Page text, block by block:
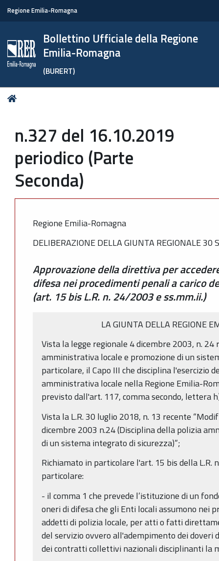
Regione Emilia-Romagna
Bollettino Ufficiale della Regione
Emilia-Romagna
(BURERT)
Tu
n.327 del 16.10.2019
periodico (Parte
Seconda)
Regione Emilia-Romagna
DELIBERAZIONE DELLA GIUNTA REGIONALE
Approvazione della direttiva per
difesa nei procedimenti penali a carico
(art. 15 bis L.R. n. 24/2003 e ss.mm.ii.)
LA GIUNTA DELLA REGIONE
Vista la legge regionale 4 dicembre 2003, n.
amministrativa locale e promozione di un
particolare, il Capo III che disciplina l'esercizio
amministrativa locale nella Regione Emilia-
previsto dall'art. 117, comma secondo, lettera
Vista la L.R. 30 luglio 2018, n. 13 recente
dicembre 2003 n.24 (Disciplina della polizia
di un sistema integrato di sicurezza)”;
Richiamato in particolare l'art. 15 bis della L.R.
particolare:
- il comma 1 che prevede l’istituzione di un
oneri di difesa che gli Enti locali assumono nei
addetti di polizia locale, per atti o fatti
del servizio ovvero all'adempimento dei doveri
dei contratti collettivi nazionali disciplinanti la